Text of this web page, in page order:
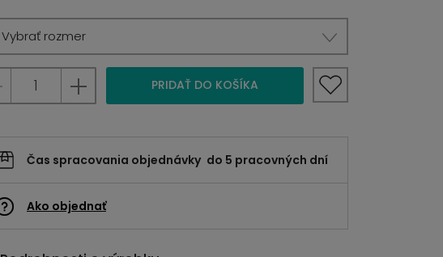
Vybrať rozmer
PRIDAŤ DO KOŠÍKA
Čas spracovania objednávky do 5 pracovných dní
Ako objednať